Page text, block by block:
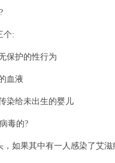
个:
保护的性行为
血液
给未出生的婴儿
毒的?
果其中有一人感染了艾滋